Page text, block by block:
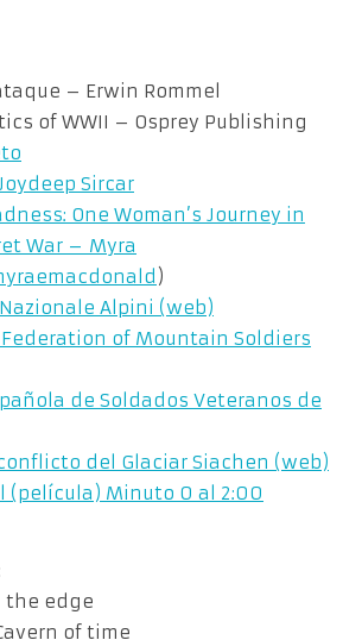
– Erwin Rommel
of WWII – Osprey Publishing
Sircar
One Woman’s Journey in
War – Myra
)
Alpini (web)
of Mountain Soldiers
de Soldados Veteranos de
del Glaciar Siachen (web)
(película) Minuto 0 al 2:00
the edge
of time